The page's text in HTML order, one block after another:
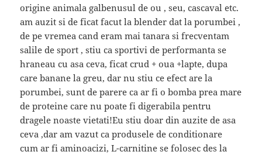
origine animala galbenusul de ou , seu, cascaval etc.
am auzit si de ficat facut la blender dat la porumbei ,
de pe vremea cand eram mai tanara si frecventam
salile de sport , stiu ca sportivi de performanta se
hraneau cu asa ceva, ficat crud + oua +lapte, dupa
care banane la greu, dar nu stiu ce efect are la
porumbei, sunt de parere ca ar fi o bomba prea mare
de proteine care nu poate fi digerabila pentru
dragele noaste vietati!Eu stiu doar din auzite de asa
ceva ,dar am vazut ca produsele de conditionare
cum ar fi aminoacizi, L-carnitine se folosec des la